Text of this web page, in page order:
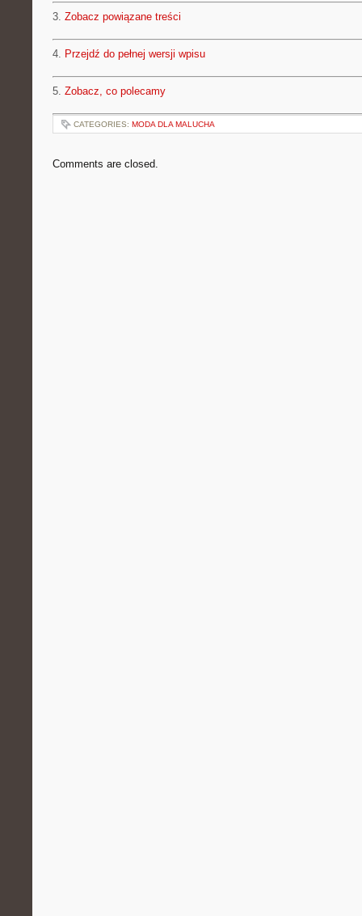
3. Zobacz powiązane treści
4. Przejdź do pełnej wersji wpisu
5. Zobacz, co polecamy
CATEGORIES: MODA DLA MALUCHA
Comments are closed.